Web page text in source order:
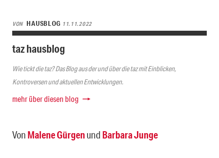
VON HAUSBLOG 11.11.2022
taz hausblog
Wie tickt die taz? Das Blog aus der und über die taz mit Einblicken,
Kontroversen und aktuellen Entwicklungen.
mehr über diesen blog
Von Malene Gürgen und Barbara Junge